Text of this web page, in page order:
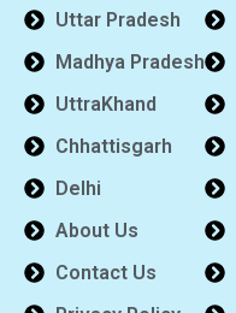
Uttar Pradesh
Madhya Pradesh
UttraKhand
Chhattisgarh
Delhi
About Us
Contact Us